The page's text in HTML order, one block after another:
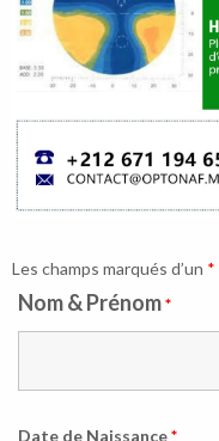
Les champs marqués d’un *
Nom & Prénom*
Date de Naissance*